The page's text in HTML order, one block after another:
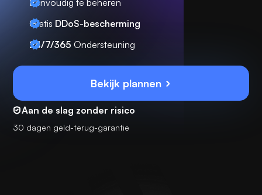
Eenvoudig te beheren
Gratis DDoS-bescherming
24/7/365 Ondersteuning
Bekijk plannen
Aan de slag zonder risico
30 dagen geld-terug-garantie